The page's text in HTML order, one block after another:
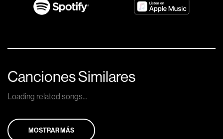
Canciones Similares
Loading related songs...
MOSTRAR MÁS